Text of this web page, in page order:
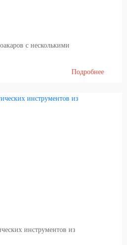
с несколькими
Подробнее
инструментов из